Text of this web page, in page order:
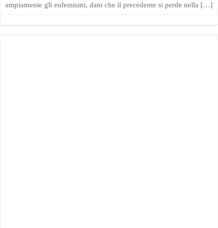
ampiamente gli eufemismi, dato che il precedente si perde nella […]